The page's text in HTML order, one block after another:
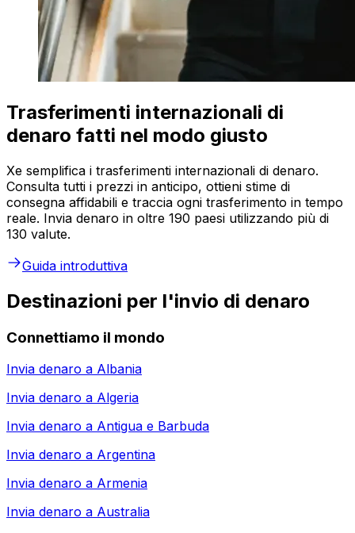
Trasferimenti internazionali di
denaro fatti nel modo giusto
Xe semplifica i trasferimenti internazionali di denaro.
Consulta tutti i prezzi in anticipo, ottieni stime di
consegna affidabili e traccia ogni trasferimento in tempo
reale. Invia denaro in oltre 190 paesi utilizzando più di
130 valute.
Guida introduttiva
Destinazioni per l'invio di denaro
Connettiamo il mondo
Invia denaro a Albania
Invia denaro a Algeria
Invia denaro a Antigua e Barbuda
Invia denaro a Argentina
Invia denaro a Armenia
Invia denaro a Australia